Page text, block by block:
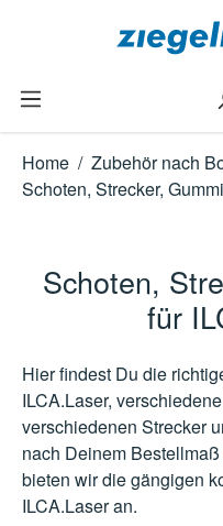
Zum Hauptinhalt springen
Home / Zubehör nach
Schoten, Strecker,
Schoten,
für
Hier findest Du die
ILCA.Laser,
verschiedenen Strecker
nach Deinem
bieten wir die gängigen
ILCA.Laser an.